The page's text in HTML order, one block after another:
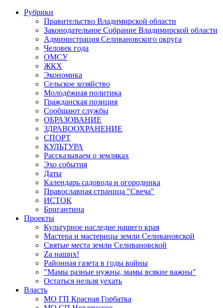
Рубрики
Правительство Владимирской области
Законодательное Собрание Владимирской области
Администрация Селивановского округа
Человек года
ОМСУ
ЖКХ
Экономика
Сельское хозяйство
Молодёжная политика
Гражданская позиция
Сообщают службы
ОБРАЗОВАНИЕ
ЗДРАВООХРАНЕНИЕ
СПОРТ
КУЛЬТУРА
Рассказываем о земляках
Эхо события
Даты
Календарь садовода и огородника
Православная страница "Свеча"
ИСТОК
Бригантина
Проекты
Культурное наследие нашего края
Мастера и мастерицы земли Селивановской
Святые места земли Селивановской
Zа наших!
Районная газета в годы войны
"Мамы разные нужны, мамы всякие важны"
Остаться нельзя уехать
Власть
МО ГП Красная Горбатка